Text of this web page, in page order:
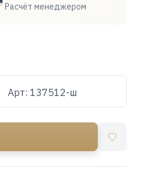
Расчёт менеджером
Арт: 137512-ш